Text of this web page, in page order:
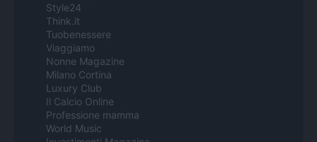
Style24
Think.it
Tuobenessere
Viaggiamo
Nonne Magazine
Milano Cortina
Luxury Club
Il Calcio Online
Professione mamma
World Music